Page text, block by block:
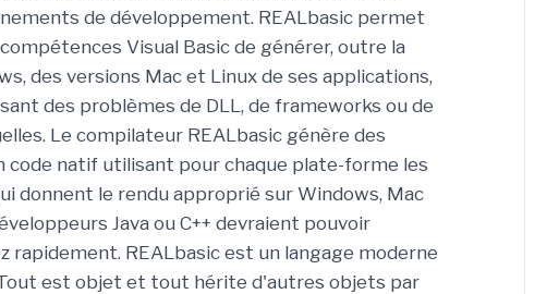
de développement. REALbasic permet
Visual Basic de générer, outre la
des versions Mac et Linux de ses applications,
des problèmes de DLL, de frameworks ou de
Le compilateur REALbasic génère des
code natif utilisant pour chaque plate-forme les
donnent le rendu approprié sur Windows, Mac
Java ou C++ devraient pouvoir
rapidement. REALbasic est un langage moderne
est objet et tout hérite d'autres objets par